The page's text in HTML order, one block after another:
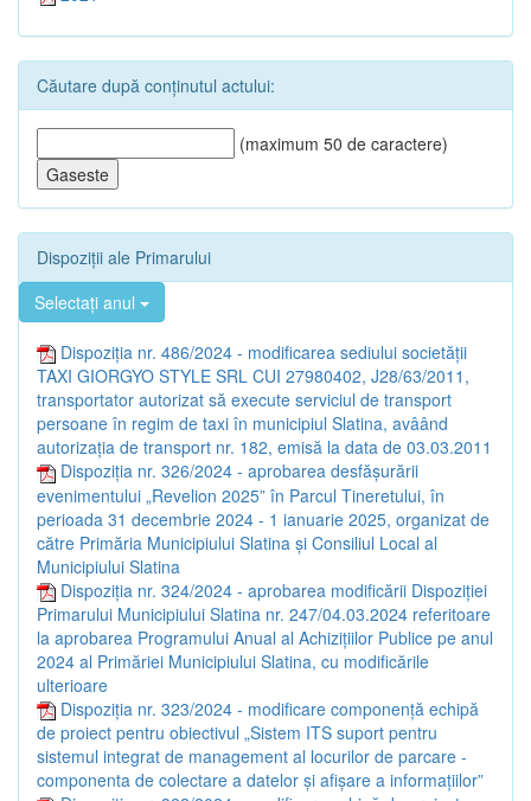
Căutare după conținutul actului:
(maximum 50 de caractere)
Dispoziții ale Primarului
Selectați anul
Dispoziția nr. 486/2024 - modificarea sediului societății
TAXI GIORGYO STYLE SRL CUI 27980402, J28/63/2011,
transportator autorizat să execute serviciul de transport
persoane în regim de taxi în municipiul Slatina, avâând
autorizația de transport nr. 182, emisă la data de 03.03.2011
Dispoziția nr. 326/2024 - aprobarea desfășurării
evenimentului „Revelion 2025” în Parcul Tineretului, în
perioada 31 decembrie 2024 - 1 ianuarie 2025, organizat de
către Primăria Municipiului Slatina și Consiliul Local al
Municipiului Slatina
Dispoziția nr. 324/2024 - aprobarea modificării Dispoziției
Primarului Municipiului Slatina nr. 247/04.03.2024 referitoare
la aprobarea Programului Anual al Achizițiilor Publice pe anul
2024 al Primăriei Municipiului Slatina, cu modificările
ulterioare
Dispoziția nr. 323/2024 - modificare componență echipă
de proiect pentru obiectivul „Sistem ITS suport pentru
sistemul integrat de management al locurilor de parcare -
componenta de colectare a datelor și afișare a informațiilor”